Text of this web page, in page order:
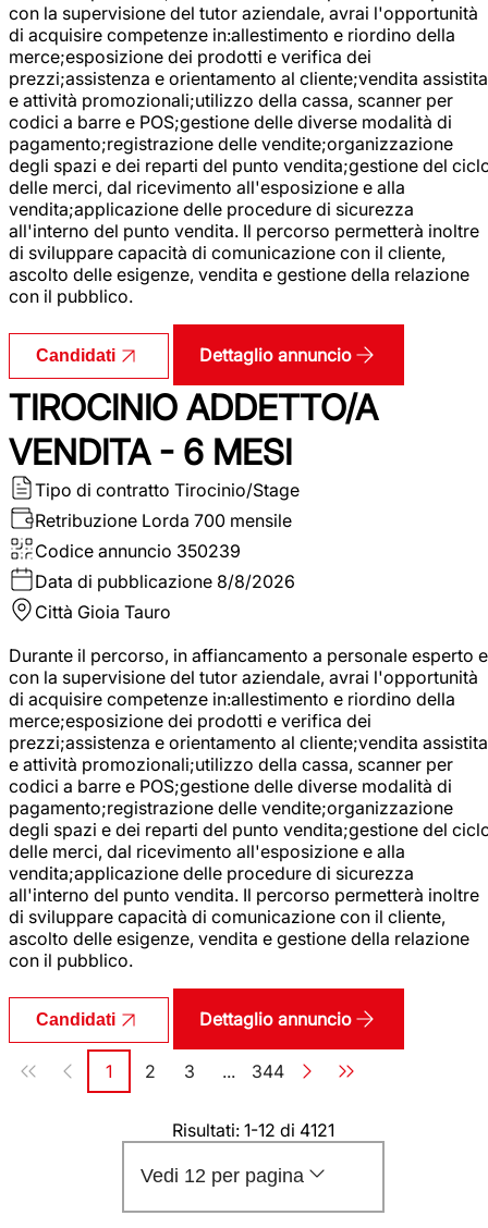
con la supervisione del tutor aziendale, avrai l'opportunità
di acquisire competenze in:allestimento e riordino della
merce;esposizione dei prodotti e verifica dei
prezzi;assistenza e orientamento al cliente;vendita assistita
e attività promozionali;utilizzo della cassa, scanner per
codici a barre e POS;gestione delle diverse modalità di
pagamento;registrazione delle vendite;organizzazione
degli spazi e dei reparti del punto vendita;gestione del
delle merci, dal ricevimento all'esposizione e alla
vendita;applicazione delle procedure di sicurezza
all'interno del punto vendita. Il percorso permetterà inoltre
di sviluppare capacità di comunicazione con il cliente,
ascolto delle esigenze, vendita e gestione della relazione
con il pubblico.
Candidati Dettaglio annuncio
TIROCINIO ADDETTO/A
VENDITA - 6 MESI
Tipo di contratto Tirocinio/Stage
Retribuzione Lorda 700 mensile
Codice annuncio 350239
Data di pubblicazione 8/8/2026
Città Gioia Tauro
Durante il percorso, in affiancamento a personale esperto e
con la supervisione del tutor aziendale, avrai l'opportunità
di acquisire competenze in:allestimento e riordino della
merce;esposizione dei prodotti e verifica dei
prezzi;assistenza e orientamento al cliente;vendita assistita
e attività promozionali;utilizzo della cassa, scanner per
codici a barre e POS;gestione delle diverse modalità di
pagamento;registrazione delle vendite;organizzazione
degli spazi e dei reparti del punto vendita;gestione del
delle merci, dal ricevimento all'esposizione e alla
vendita;applicazione delle procedure di sicurezza
all'interno del punto vendita. Il percorso permetterà inoltre
di sviluppare capacità di comunicazione con il cliente,
ascolto delle esigenze, vendita e gestione della relazione
con il pubblico.
Candidati Dettaglio annuncio
Paginazione
Pagina
1 Pagina
2 Pagina
3 ... Pagina
344
Risultati: 1-12 di 4121
Vedi 12 per pagina